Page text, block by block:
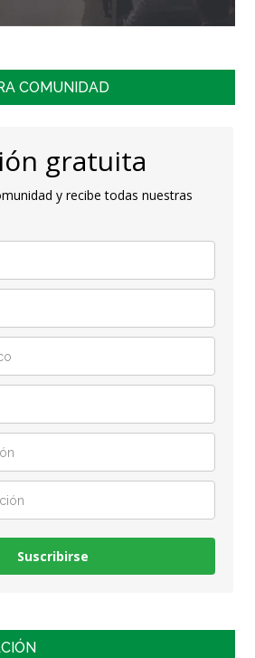
COMUNIDAD
gratuita
y recibe todas nuestras
Suscribirse